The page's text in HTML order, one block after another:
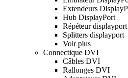
Extendeurs
Hub DisplayPort
Répéteur displayport
Splitters displayport
Voir plus
Connectique DVI
Câbles DVI
Rallonges DVI